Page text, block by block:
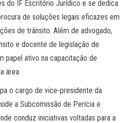
do IF Escritório Jurídico e se dedica
de soluções legais eficazes em
de trânsito. Além de advogado,
e docente de legislação de
papel ativo na capacitação de
área.
o cargo de vice-presidente da
a Subcomissão de Perícia e
conduz iniciativas voltadas para a